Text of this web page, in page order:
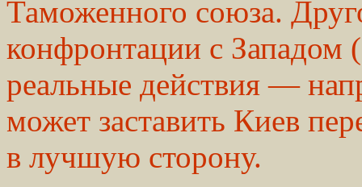
Таможенного союза.
конфронтации с Западом
реальные действия —
может заставить Киев
в лучшую сторону.